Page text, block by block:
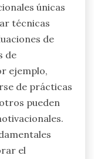
únicas
técnicas
de
de
ejemplo,
de prácticas
pueden
el